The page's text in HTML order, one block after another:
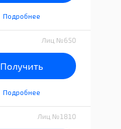
Подробнее
Лиц №650
Получить
Подробнее
Лиц №1810